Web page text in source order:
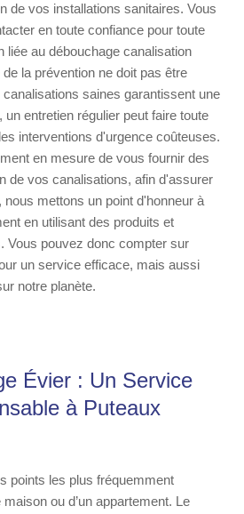
de vos installations sanitaires. Vous
en toute confiance pour toute
liée au débouchage canalisation
la prévention ne doit pas être
saines garantissent une
entretien régulier peut faire toute
interventions d'urgence coûteuses.
en mesure de vous fournir des
de vos canalisations, afin d'assurer
nous mettons un point d'honneur à
en utilisant des produits et
Vous pouvez donc compter sur
un service efficace, mais aussi
notre planète.
Évier : Un Service
à Puteaux
points les plus fréquemment
ou d’un appartement. Le